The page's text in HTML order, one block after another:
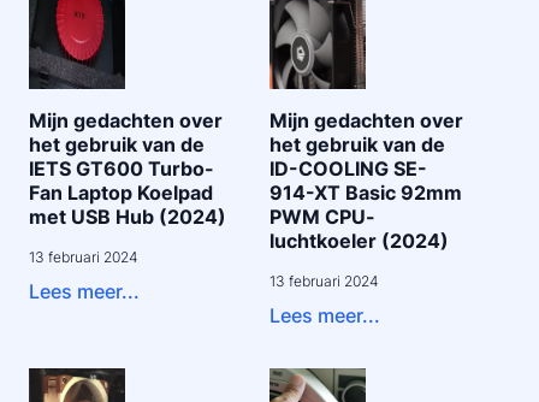
Mijn gedachten over
het gebruik van de
IETS GT600 Turbo-
Fan Laptop Koelpad
met USB Hub (2024)
13 februari 2024
Lees meer...
Mijn gedachten over
het gebruik van de
ID-COOLING SE-
914-XT Basic 92mm
PWM CPU-
luchtkoeler (2024)
13 februari 2024
Lees meer...